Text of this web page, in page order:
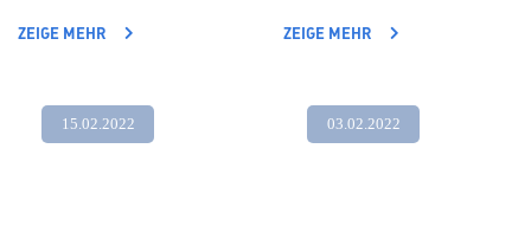
ZEIGE MEHR ZEIGE MEHR
15.02.2022 03.02.2022